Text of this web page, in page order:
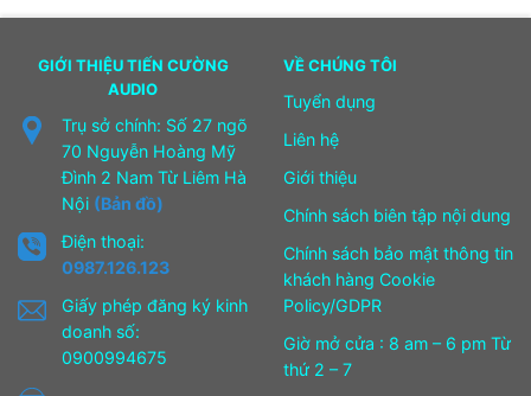
GIỚI THIỆU TIẾN CƯỜNG
AUDIO
Trụ sở chính: Số 27 ngõ
70 Nguyễn Hoàng Mỹ
Đình 2 Nam Từ Liêm Hà
Nội (Bản đồ)
Điện thoại:
0987.126.123
Giấy phép đăng ký kinh
doanh số:
0900994675
VỀ CHÚNG TÔI
Tuyển dụng
Liên hệ
Giới thiệu
Chính sách biên tập nội dung
Chính sách bảo mật thông tin
khách hàng Cookie
Policy/GDPR
Giờ mở cửa : 8 am – 6 pm Từ
thứ 2 – 7